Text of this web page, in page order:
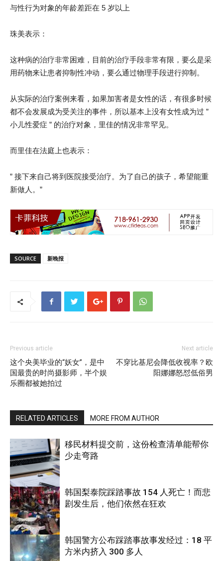
与性行为对象的年龄差距在 5 岁以上
珠美表示：
这种病的治疗非常困难，目前的治疗手段非常有限，要么是采
用药物来让患者抑制性冲动，要么通过物理手段进行抑制。
从实际的治疗案例来看，如果加害者是女性的话，有很多时候
都不会发展成为受关注的事件，所以基本上没有女性成为过 ”
小儿性爱症 ” 的治疗对象，里佳的情况非常罕见。
而里佳在法庭上也表示：
” 接下来自己将到医院接受治疗。为了自己的孩子，希望能重
新做人。”
SOURCE 新晚报
Previous article
这个央美毕业的“妖女”，是中
国最贵的时尚摄影师，半个娱
乐圈都被她拍过
Next article
不穿比基尼会降低收视率？欧
阳娜娜怒怼低俗男
RELATED ARTICLES MORE FROM AUTHOR
国际
移民材料提交前，这份检查清单能帮你
少走弯路
国际
韩国梨泰院踩踏事故 154 人死亡！而悲
剧发生后，他们依然在狂欢
韩国警方公布踩踏事故事发经过：18 平
方米内挤入 300 多人